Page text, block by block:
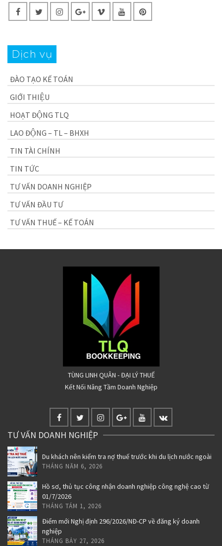
Dịch vụ
ĐÀO TẠO KẾ TOÁN
GIỚI THIỆU
HOẠT ĐỘNG TLQ
LAO ĐỘNG – TL – BHXH
TIN TÀI CHÍNH
TIN TỨC
TƯ VẤN DOANH NGHIỆP
TƯ VẤN ĐẦU TƯ
TƯ VẤN THUẾ – KẾ TOÁN
TÙNG LINH QUÂN - ĐẠI LÝ THUẾ
Kết Nối Nâng Tầm Doanh Nghiệp
TƯ VẤN DOANH NGHIỆP
Du khách nên kiểm tra nợ thuế trước khi du lịch nước ngoài
THÁNG NĂM 6, 2026
Hồ sơ, thủ tục công nhận doanh nghiệp công nghệ cao từ
01/7/2026
THÁNG TÁM 1, 2026
Điểm mới Nghị định 296/2026/NĐ-CP về đăng ký doanh
nghiệp
THÁNG BẢY 27, 2026